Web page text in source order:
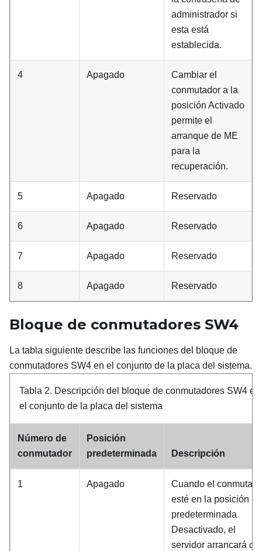
administrador si
esta está
establecida.
4 Apagado
Cambiar el
conmutador a la
posición Activado
permite el
arranque de ME
para la
recuperación.
5 Apagado Reservado
6 Apagado Reservado
7 Apagado Reservado
8 Apagado Reservado
Bloque de conmutadores SW4
La tabla siguiente describe las funciones del bloque de
conmutadores SW4 en el conjunto de la placa del sistema.
Tabla 2. Descripción del bloque de conmutadores SW4 en
el conjunto de la placa del sistema
Número de
conmutador
Posición
predeterminada
Descripción
1 Apagado
Cuando el
esté en la posición
predeterminada
Desactivado, el
servidor arrancará